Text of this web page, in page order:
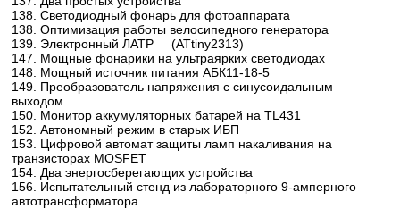
138. Светодиодный фонарь для фотоаппарата
138. Оптимизация работы велосипедного генератора
139. Электронный ЛАТР (ATtiny2313)
147. Мощные фонарики на ультраярких светодиодах
148. Мощный источник питания АБК11-18-5
149. Преобразователь напряжения с синусоидальным
выходом
150. Монитор аккумуляторных батарей на TL431
152. Автономный режим в старых ИБП
153. Цифровой автомат защиты ламп накаливания на
транзисторах MOSFET
154. Два энергосберегающих устройства
156. Испытательный стенд из лабораторного 9-амперного
автотрансформатора